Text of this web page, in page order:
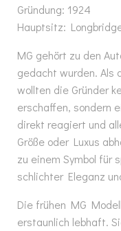
Gründung: 1924
Hauptsitz:
MG gehört zu den
gedacht wurden. Als
wollten die Gründer
erschaffen, sondern
direkt reagiert und
Größe oder Luxus
zu einem Symbol für
schlichter Eleganz
Die frühen MG
erstaunlich lebhaft.